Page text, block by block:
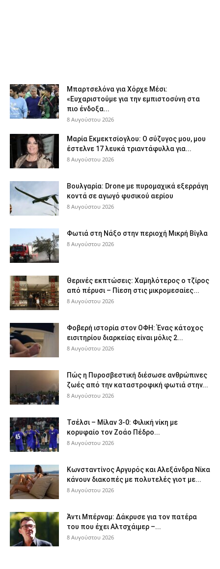
Μπαρτσελόνα για Χόρχε Μέσι:
«Ευχαριστούμε για την εμπιστοσύνη στα
πιο ένδοξα...
8 Αυγούστου 2026
Μαρία Εκμεκτσίογλου: O σύζυγος μου, μου
έστελνε 17 λευκά τριαντάφυλλα για...
8 Αυγούστου 2026
Βουλγαρία: Drone με πυρομαχικά εξερράγη
κοντά σε αγωγό φυσικού αερίου
8 Αυγούστου 2026
Φωτιά στη Νάξο στην περιοχή Μικρή Βίγλα
8 Αυγούστου 2026
Θερινές εκπτώσεις: Χαμηλότερος ο τζίρος
από πέρυσι – Πίεση στις μικρομεσαίες...
8 Αυγούστου 2026
Φοβερή ιστορία στον ΟΦΗ: Ένας κάτοχος
εισιτηρίου διαρκείας είναι μόλις 2...
8 Αυγούστου 2026
Πώς η Πυροσβεστική διέσωσε ανθρώπινες
ζωές από την καταστροφική φωτιά στην...
8 Αυγούστου 2026
Τσέλσι – Μίλαν 3-0: Φιλική νίκη με
κορυφαίο τον Ζοάο Πέδρο...
8 Αυγούστου 2026
Κωνσταντίνος Αργυρός και Αλεξάνδρα Νίκα
κάνουν διακοπές με πολυτελές γιοτ με...
8 Αυγούστου 2026
Άντι Μπέρναμ: Δάκρυσε για τον πατέρα
του που έχει Αλτσχάιμερ –...
8 Αυγούστου 2026